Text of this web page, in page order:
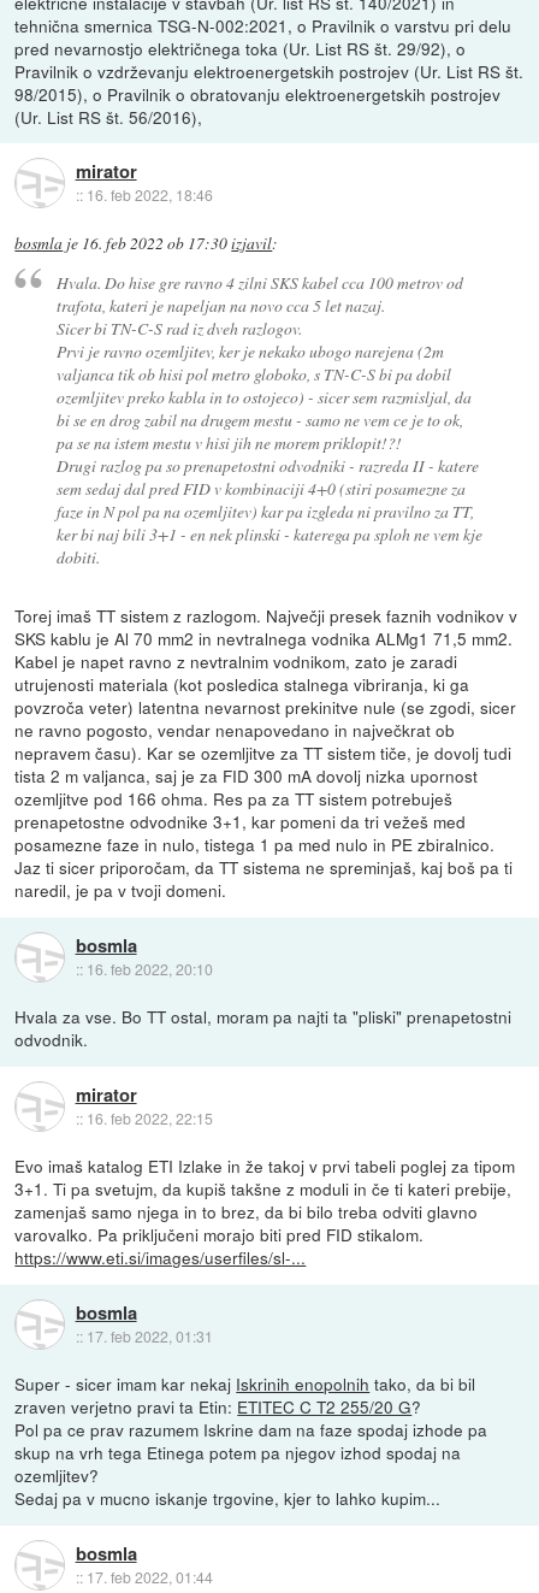
tehnična smernica TSG-N-002:2021, o Pravilnik o varstvu pri delu
pred nevarnostjo električnega toka (Ur. List RS št. 29/92), o
Pravilnik o vzdrževanju elektroenergetskih postrojev (Ur. List RS št.
98/2015), o Pravilnik o obratovanju elektroenergetskih postrojev
(Ur. List RS št. 56/2016),
mirator
:: 16. feb 2022, 18:46
bosmla je 16. feb 2022 ob 17:30izjavil:
Hvala. Do hise gre ravno 4 zilni SKS kabel cca 100 metrov od
trafota, kateri je napeljan na novo cca 5 let nazaj.
Sicer bi TN-C-S rad iz dveh razlogov.
Prvi je ravno ozemljitev, ker je nekako ubogo narejena (2m
valjanca tik ob hisi pol metro globoko, s TN-C-S bi pa dobil
ozemljitev preko kabla in to ostojeco) - sicer sem razmisljal, da
bi se en drog zabil na drugem mestu - samo ne vem ce je to ok,
pa se na istem mestu v hisi jih ne morem priklopit!?!
Drugi razlog pa so prenapetostni odvodniki - razreda II - katere
sem sedaj dal pred FID v kombinaciji 4+0 (stiri posamezne za
faze in N pol pa na ozemljitev) kar pa izgleda ni pravilno za TT,
ker bi naj bili 3+1 - en nek plinski - katerega pa sploh ne vem kje
dobiti.
Torej imaš TT sistem z razlogom. Največji presek faznih vodnikov v
SKS kablu je Al 70 mm2 in nevtralnega vodnika ALMg1 71,5 mm2.
Kabel je napet ravno z nevtralnim vodnikom, zato je zaradi
utrujenosti materiala (kot posledica stalnega vibriranja, ki ga
povzroča veter) latentna nevarnost prekinitve nule (se zgodi, sicer
ne ravno pogosto, vendar nenapovedano in največkrat ob
nepravem času). Kar se ozemljitve za TT sistem tiče, je dovolj tudi
tista 2 m valjanca, saj je za FID 300 mA dovolj nizka upornost
ozemljitve pod 166 ohma. Res pa za TT sistem potrebuješ
prenapetostne odvodnike 3+1, kar pomeni da tri vežeš med
posamezne faze in nulo, tistega 1 pa med nulo in PE zbiralnico.
Jaz ti sicer priporočam, da TT sistema ne spreminjaš, kaj boš pa ti
naredil, je pa v tvoji domeni.
bosmla
:: 16. feb 2022, 20:10
Hvala za vse. Bo TT ostal, moram pa najti ta "pliski" prenapetostni
odvodnik.
mirator
:: 16. feb 2022, 22:15
Evo imaš katalog ETI Izlake in že takoj v prvi tabeli poglej za tipom
3+1. Ti pa svetujm, da kupiš takšne z moduli in če ti kateri prebije,
zamenjaš samo njega in to brez, da bi bilo treba odviti glavno
varovalko. Pa priključeni morajo biti pred FID stikalom.
https://www.eti.si/images/userfiles/sl-...
bosmla
:: 17. feb 2022, 01:31
Super - sicer imam kar nekaj Iskrinih enopolnih tako, da bi bil
zraven verjetno pravi ta Etin: ETITEC C T2 255/20 G?
Pol pa ce prav razumem Iskrine dam na faze spodaj izhode pa
skup na vrh tega Etinega potem pa njegov izhod spodaj na
ozemljitev?
Sedaj pa v mucno iskanje trgovine, kjer to lahko kupim...
bosmla
:: 17. feb 2022, 01:44